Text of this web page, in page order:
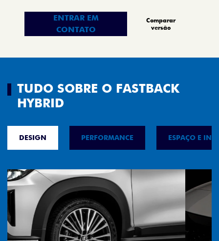
ENTRAR EM
CONTATO
Comparar
versão
TUDO SOBRE O FASTBACK
HYBRID
DESIGN PERFORMANCE ESPAÇO E